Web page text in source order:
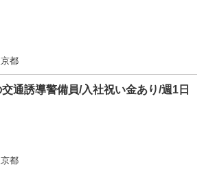
都
通誘導警備員/入社祝い金あり/週1日
都